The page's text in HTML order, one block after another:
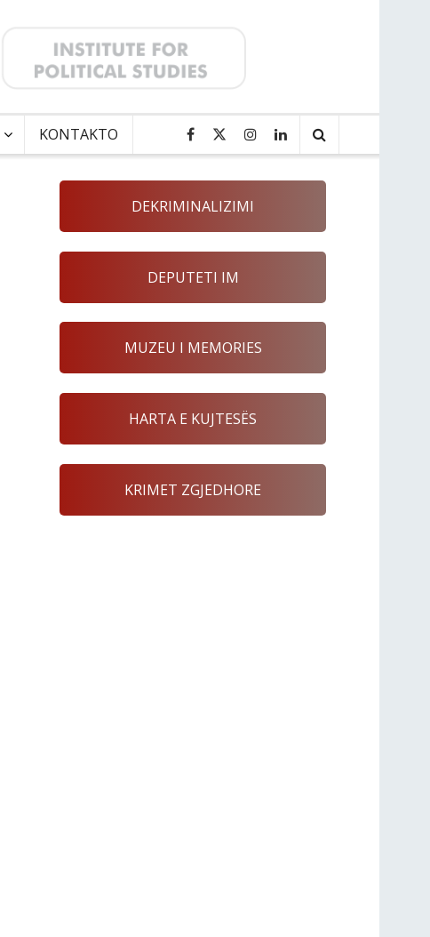
KONTAKTO
DEKRIMINALIZIMI
DEPUTETI IM
MUZEU I MEMORIES
HARTA E KUJTESËS
KRIMET ZGJEDHORE